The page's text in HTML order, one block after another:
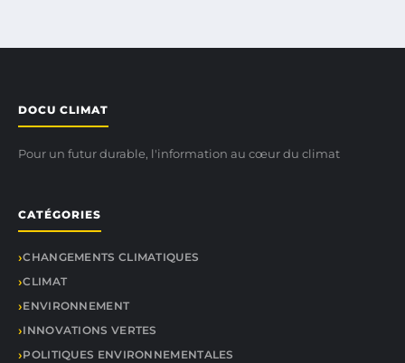
DOCU CLIMAT
Pour un futur durable, l'information au cœur du climat
CATÉGORIES
CHANGEMENTS CLIMATIQUES
CLIMAT
ENVIRONNEMENT
INNOVATIONS VERTES
POLITIQUES ENVIRONNEMENTALES